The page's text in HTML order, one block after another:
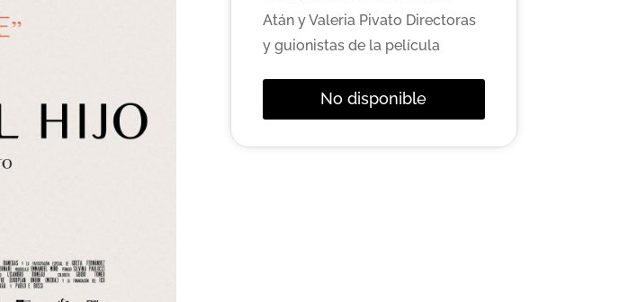
Atán y Valeria Pivato Directoras
y guionistas de la película
No disponible